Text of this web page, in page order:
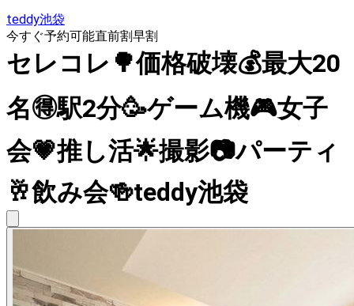
teddy池袋
今すぐ予約可能直前割早割
セレコレ🌳価格破壊💰最大20
名🉐駅2分🥳ゲーム機🎮女子
会💗推し活🌟撮影📷パーティ
🥂飲み会🍻teddy池袋